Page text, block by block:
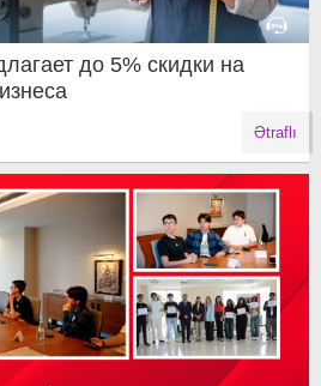
до 5% скидки на
Ətraflı